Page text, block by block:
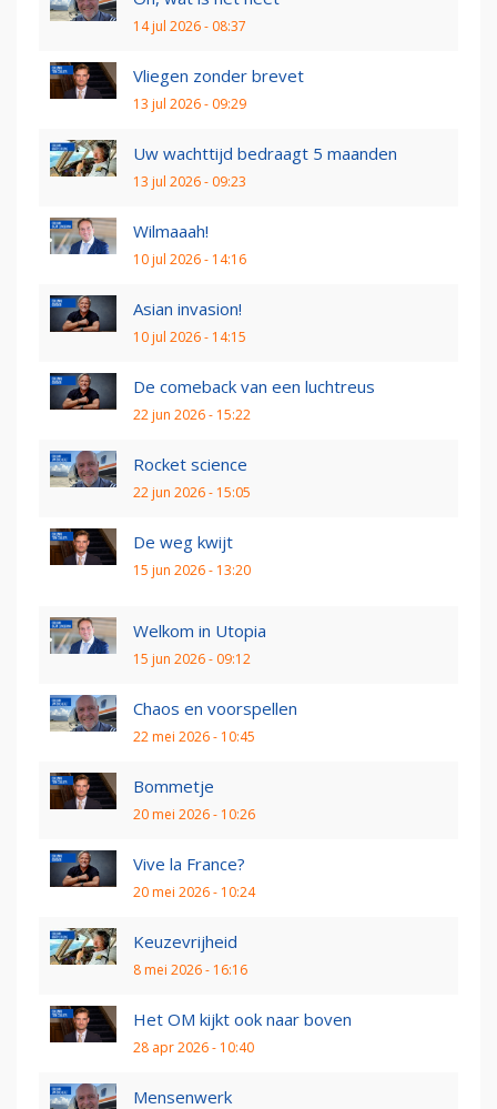
14 jul 2026 - 08:37
Vliegen zonder brevet
13 jul 2026 - 09:29
Uw wachttijd bedraagt 5 maanden
13 jul 2026 - 09:23
Wilmaaah!
10 jul 2026 - 14:16
Asian invasion!
10 jul 2026 - 14:15
De comeback van een luchtreus
22 jun 2026 - 15:22
Rocket science
22 jun 2026 - 15:05
De weg kwijt
15 jun 2026 - 13:20
Welkom in Utopia
15 jun 2026 - 09:12
Chaos en voorspellen
22 mei 2026 - 10:45
Bommetje
20 mei 2026 - 10:26
Vive la France?
20 mei 2026 - 10:24
Keuzevrijheid
8 mei 2026 - 16:16
Het OM kijkt ook naar boven
28 apr 2026 - 10:40
Mensenwerk